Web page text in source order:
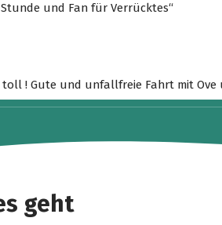
und Fan für Verrücktes“
! Gute und unfallfreie Fahrt mit Ove
geht